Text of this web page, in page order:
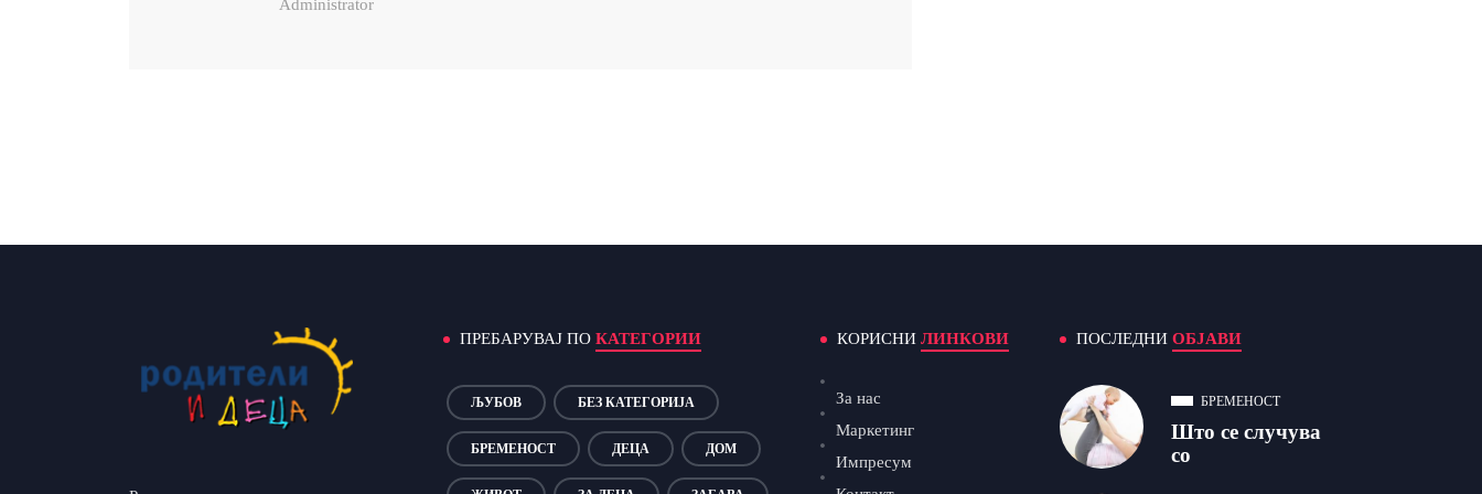
Administrator
ПРЕБАРУВАЈ ПО КАТЕГОРИИ
ЉУБОВ БЕЗ КАТЕГОРИЈА
БРЕМЕНОСТ ДЕЦА ДОМ
КОРИСНИ ЛИНКОВИ
За нас
Маркетинг
Импресум
ПОСЛЕДНИ ОБЈАВИ
БРЕМЕНОСТ
Што се случува
со